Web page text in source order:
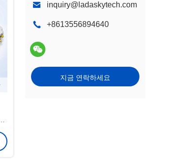
inquiry@ladaskytech.com
+8613556894640
지금 연락하세요